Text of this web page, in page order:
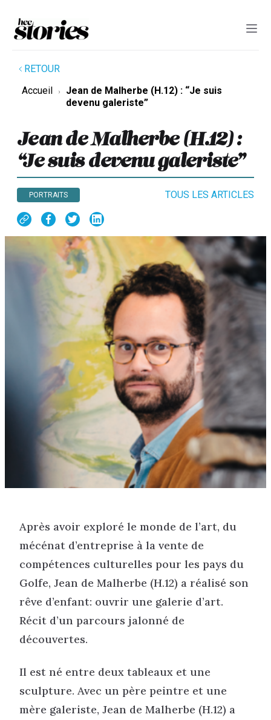
RETOUR
Accueil
Jean de Malherbe (H.12) : “Je suis
devenu galeriste”
Jean de Malherbe (H.12) :
“Je suis devenu galeriste”
PORTRAITS TOUS LES ARTICLES
Après avoir exploré le monde de l’art, du
mécénat d’entreprise à la vente de
compétences culturelles pour les pays du
Golfe, Jean de Malherbe (H.12) a réalisé son
rêve d’enfant: ouvrir une galerie d’art.
Récit d’un parcours jalonné de
découvertes.
Il est né entre deux tableaux et une
sculpture. Avec un père peintre et une
mère galeriste, Jean de Malherbe (H.12) a